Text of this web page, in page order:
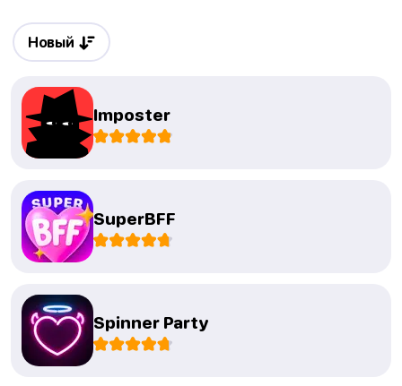
Новый
Imposter
SuperBFF
Spinner Party